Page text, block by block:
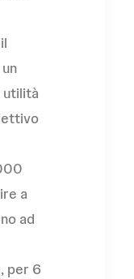
utilità
a
ad
per 6